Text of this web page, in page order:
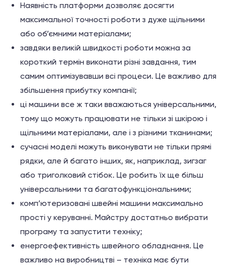
Наявність платформи дозволяє досягти
максимальної точності роботи з дуже щільними
або об’ємними матеріалами;
завдяки великій швидкості роботи можна за
короткий термін виконати різні завдання, тим
самим оптимізувавши всі процеси. Це важливо для
збільшення прибутку компанії;
ці машини все ж таки вважаються універсальними,
тому що можуть працювати не тільки зі шкірою і
щільними матеріалами, але і з різними тканинами;
сучасні моделі можуть виконувати не тільки прямі
рядки, але й багато інших, як, наприклад, зигзаг
або триголковий стібок. Це робить їх ще більш
універсальними та багатофункціональними;
комп’ютеризовані швейні машини максимально
прості у керуванні. Майстру достатньо вибрати
програму та запустити техніку;
енергоефективність швейного обладнання. Це
важливо на виробництві – техніка має бути